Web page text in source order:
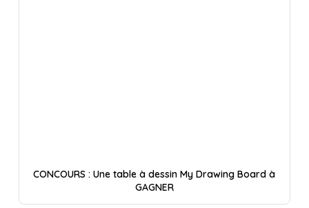
CONCOURS : Une table à dessin My Drawing Board à
GAGNER